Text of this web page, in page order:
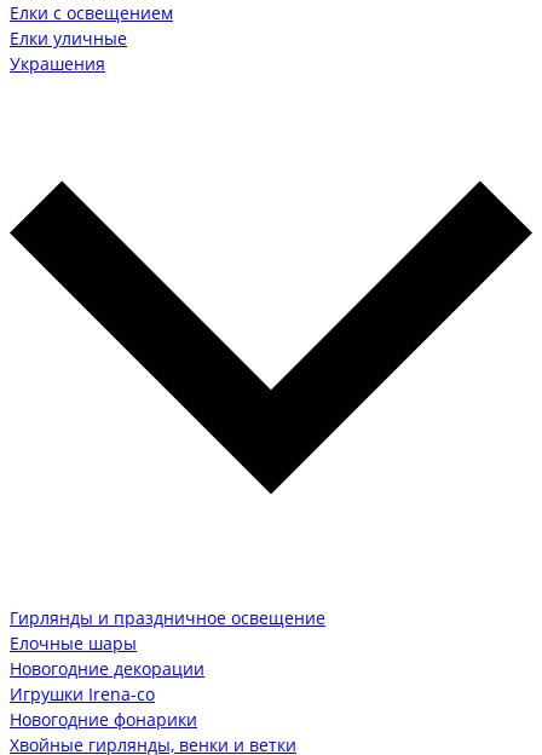
Елки с освещением
Елки уличные
Украшения
Гирлянды и праздничное освещение
Елочные шары
Новогодние декорации
Игрушки Irena-co
Новогодние фонарики
Хвойные гирлянды, венки и ветки